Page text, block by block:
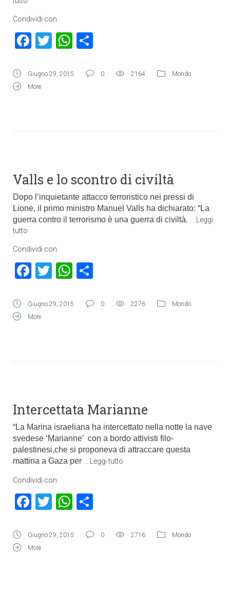
Condividi con
Facebook
TwitterWhatsApp
Giugno 29, 2015 0 2164
Mondo
More
Valls e lo scontro di civiltà
Dopo l’inquietante attacco terroristico nei pressi di
Lione, il primo ministro Manuel Valls ha dichiarato: “La
guerra contro il terrorismo è una guerra di civiltà.
Leggi
tutto
Condividi con
Facebook
TwitterWhatsApp
Giugno 29, 2015 0 2276
Mondo
More
Intercettata Marianne
“La Marina israeliana ha intercettato nella notte la nave
svedese ‘Marianne’ con a bordo attivisti filo-
palestinesi,che si proponeva di attraccare questa
mattina a Gaza per
Leggi tutto
Condividi con
Facebook
TwitterWhatsApp
Giugno 29, 2015 0 2716
Mondo
More